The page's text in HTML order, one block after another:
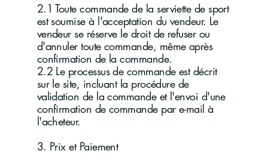
2.1 Toute commande de la serviette de sport
est soumise à l'acceptation du vendeur. Le
vendeur se réserve le droit de refuser ou
d'annuler toute commande, même après
confirmation de la commande.
2.2 Le processus de commande est décrit
sur le site, incluant la procédure de
validation de la commande et l'envoi d'une
confirmation de commande par e-mail à
l'acheteur.
3. Prix et Paiement